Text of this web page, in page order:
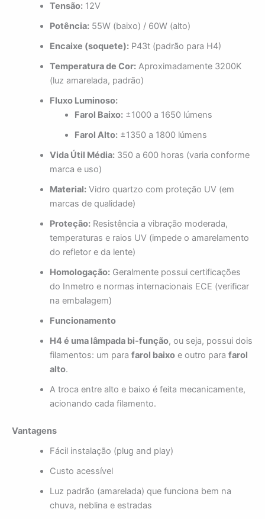
Tensão:12V
Potência:55W (baixo) / 60W (alto)
Encaixe (soquete):P43t (padrão para H4)
Temperatura de Cor:Aproximadamente 3200K
(luz amarelada, padrão)
Fluxo Luminoso:
Farol Baixo:±1000 a 1650 lúmens
Farol Alto:±1350 a 1800 lúmens
Vida Útil Média:350 a 600 horas (varia conforme
marca e uso)
Material:Vidro quartzo com proteção UV (em
marcas de qualidade)
Proteção:Resistência a vibração moderada,
temperaturas e raios UV (impede o amarelamento
do refletor e da lente)
Homologação:Geralmente possui certificações
do Inmetro e normas internacionais ECE (verificar
na embalagem)
Funcionamento
H4 é uma lâmpada bi-função, ou seja, possui dois
filamentos: um para farol baixoe outro para farol
alto.
A troca entre alto e baixo é feita mecanicamente,
acionando cada filamento.
Vantagens
Fácil instalação (plug and play)
Custo acessível
Luz padrão (amarelada) que funciona bem na
chuva, neblina e estradas